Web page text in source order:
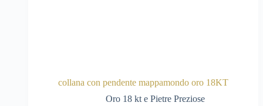
collana con pendente mappamondo oro 18KT
Oro 18 kt e Pietre Preziose